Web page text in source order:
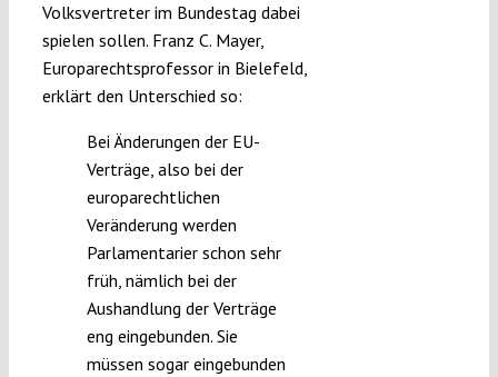
Volksvertreter im Bundestag dabei
spielen sollen. Franz C. Mayer,
Europarechtsprofessor in Bielefeld,
erklärt den Unterschied so:
Bei Änderungen der EU-
Verträge, also bei der
europarechtlichen
Veränderung werden
Parlamentarier schon sehr
früh, nämlich bei der
Aushandlung der Verträge
eng eingebunden. Sie
müssen sogar eingebunden